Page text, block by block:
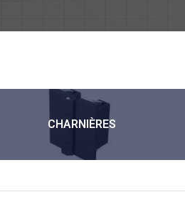
CHARNIÈRES